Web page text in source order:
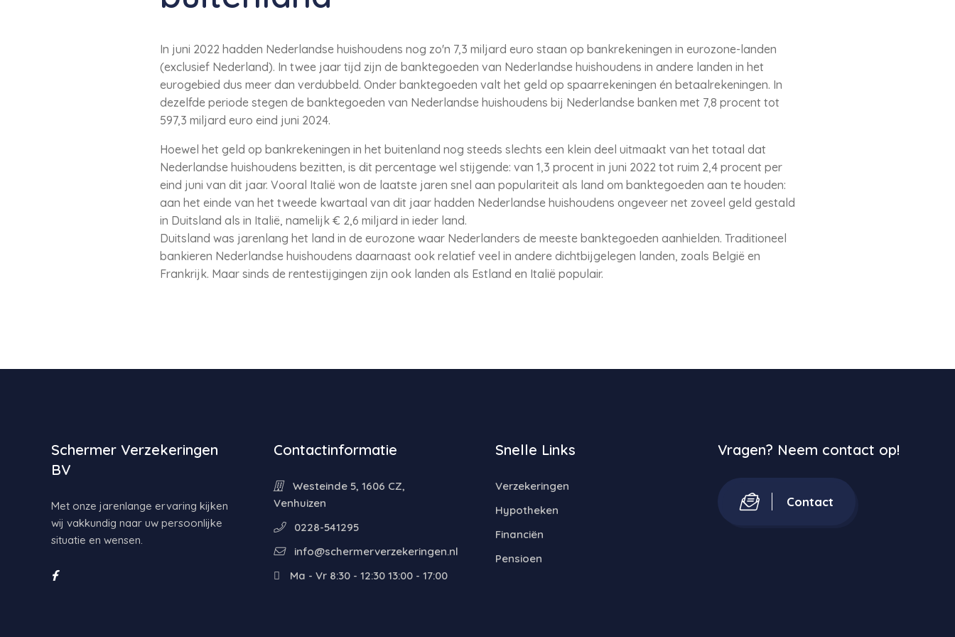
In juni 2022 hadden Nederlandse huishoudens nog zo'n 7,3 miljard euro staan op bankrekeningen in eurozone-landen
(exclusief Nederland). In twee jaar tijd zijn de banktegoeden van Nederlandse huishoudens in andere landen in het
eurogebied dus meer dan verdubbeld. Onder banktegoeden valt het geld op spaarrekeningen én betaalrekeningen. In
dezelfde periode stegen de banktegoeden van Nederlandse huishoudens bij Nederlandse banken met 7,8 procent tot
597,3 miljard euro eind juni 2024.
Hoewel het geld op bankrekeningen in het buitenland nog steeds slechts een klein deel uitmaakt van het totaal dat
Nederlandse huishoudens bezitten, is dit percentage wel stijgende: van 1,3 procent in juni 2022 tot ruim 2,4 procent per
eind juni van dit jaar. Vooral Italië won de laatste jaren snel aan populariteit als land om banktegoeden aan te houden:
aan het einde van het tweede kwartaal van dit jaar hadden Nederlandse huishoudens ongeveer net zoveel geld gestald
in Duitsland als in Italië, namelijk € 2,6 miljard in ieder land.
Duitsland was jarenlang het land in de eurozone waar Nederlanders de meeste banktegoeden aanhielden. Traditioneel
bankieren Nederlandse huishoudens daarnaast ook relatief veel in andere dichtbijgelegen landen, zoals België en
Frankrijk. Maar sinds de rentestijgingen zijn ook landen als Estland en Italië populair.
Schermer Verzekeringen
BV
Met onze jarenlange ervaring kijken
wij vakkundig naar uw persoonlijke
situatie en wensen.
Contactinformatie
Westeinde 5, 1606 CZ,
Venhuizen
0228-541295
info@schermerverzekeringen.nl
Ma - Vr 8:30 - 12:30 13:00 - 17:00
Snelle Links
Verzekeringen
Hypotheken
Financiën
Pensioen
Vragen? Neem contact op!
Contact